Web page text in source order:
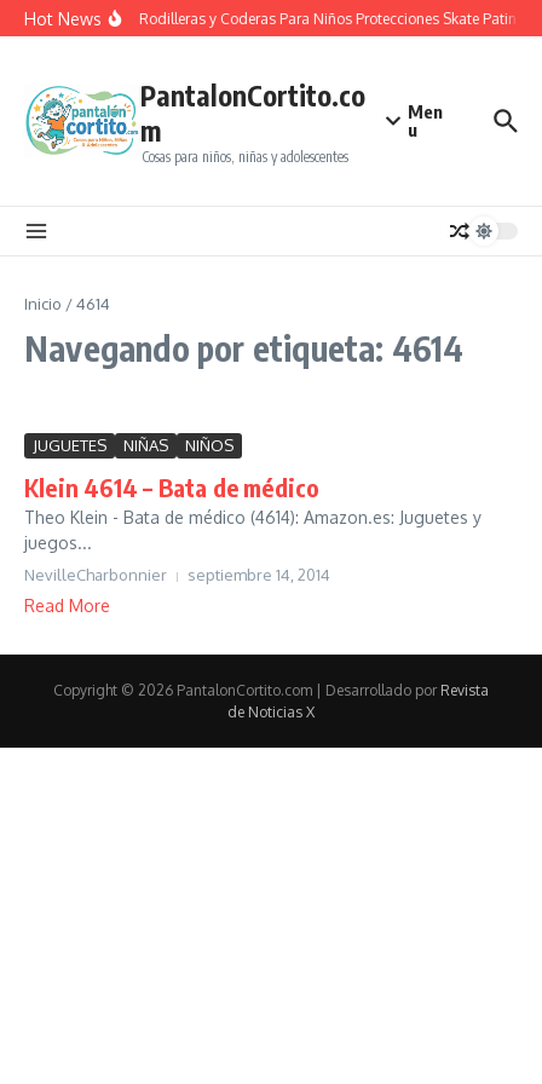
Saltar al contenido
Hot NewsCasco Rodilleras y Coderas Para Niños Protecciones Skate
PantalonCortito.co
m
Cosas para niños, niñas y adolescentes
Men
u
Inicio /4614
Navegando por etiqueta: 4614
JUGUETES NIÑAS NIÑOS
Klein 4614 – Bata de médico
Theo Klein - Bata de médico (4614): Amazon.es: Juguetes y
juegos...
NevilleCharbonnier septiembre 14, 2014
Read More
Copyright © 2026 PantalonCortito.com | Desarrollado por Revista
de Noticias X